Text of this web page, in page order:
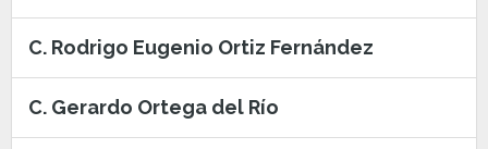
C. Rodrigo Eugenio Ortiz Fernández
C. Gerardo Ortega del Río